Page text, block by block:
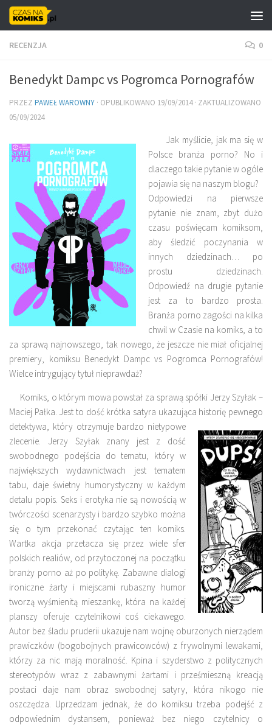
Skip to content
RECENZJA 0
Benedykt Dampc vs Pogromca Pornografów
PRZEZ PAWEŁ WAROWNY · OPUBLIKOWANO 19/09/2014· ZAKTUALIZOWANO
05/09/2024
Jak myślicie, jak ma się w
Polsce branża porno? No i
dlaczego takie pytanie w ogóle
pojawia się na naszym blogu?
Odpowiedzi na pierwsze
pytanie nie znam, zbyt dużo
czasu poświęcam komiksom,
aby śledzić poczynania w
innych dziedzinach… po
prostu dziedzinach.
Odpowiedź na drugie pytanie
jest za to bardzo prosta.
Branża porno zagości na kilka
chwil w Czasie na komiks, a to
za sprawą najnowszego, tak nowego, że jeszcze nie miał oficjalnej
premiery, komiksu Benedykt Dampc vs Pogromca Pornografów!
Wielce intrygujący tytuł nieprawdaż?
Komiks, o którym mowa powstał za sprawą spółki Jerzy Szyłak –
Maciej Pałka. Jest to dość krótka satyra ukazująca historię pewnego
detektywa, który otrzymujebardzo nietypowe
zlecenie. Jerzy Szyłak znany jest z dość
swobodnego podejścia do tematu, który w
największych wydawnictwach jest tematem
tabu, daje świetny humorystyczny w każdym
detalu popis. Seks i erotyka nie są nowością w
twórczości scenarzysty i bardzo szybko można
się o tym przekonać czytając ten komiks.
Wartka akcja przetacza się przez wiele sfer
polskich realiów, od przytoczonej na początku
branży porno aż po politykę. Zabawne dialogi
ironiczne żarty i miejscami rubaszny humor
tworzą wyśmienitą mieszankę, która na każdej
planszy oferuje czytelnikowi coś ciekawego.
Autor bez śladu pruderii ukazuje nam wojnę oburzonych nierządem
prawiczków (bogobojnych prawicowców) z frywolnymi lewakami,
którzy za nic mają moralność. Kpina i szyderstwo z politycznych
stereotypów wraz z zabawnymi żartami i prześmieszną kreacją
postaci daje nam obraz swobodnej satyry, która nikogo nie
oszczędza. Uprzedzam jednak, że do komiksu trzeba podejść z
odpowiednim dystansem, ponieważ bez niego czytelnicy o